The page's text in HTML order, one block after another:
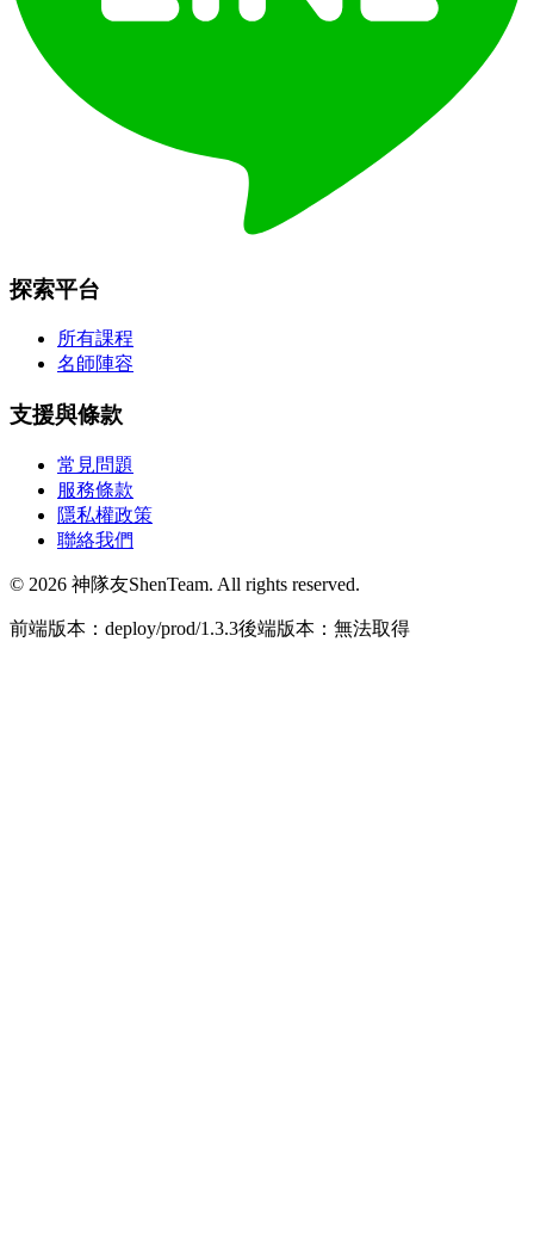
探索平台
所有課程
名師陣容
支援與條款
常見問題
服務條款
隱私權政策
聯絡我們
© 2026 神隊友ShenTeam. All rights reserved.
前端版本：deploy/prod/1.3.3後端版本：無法取得